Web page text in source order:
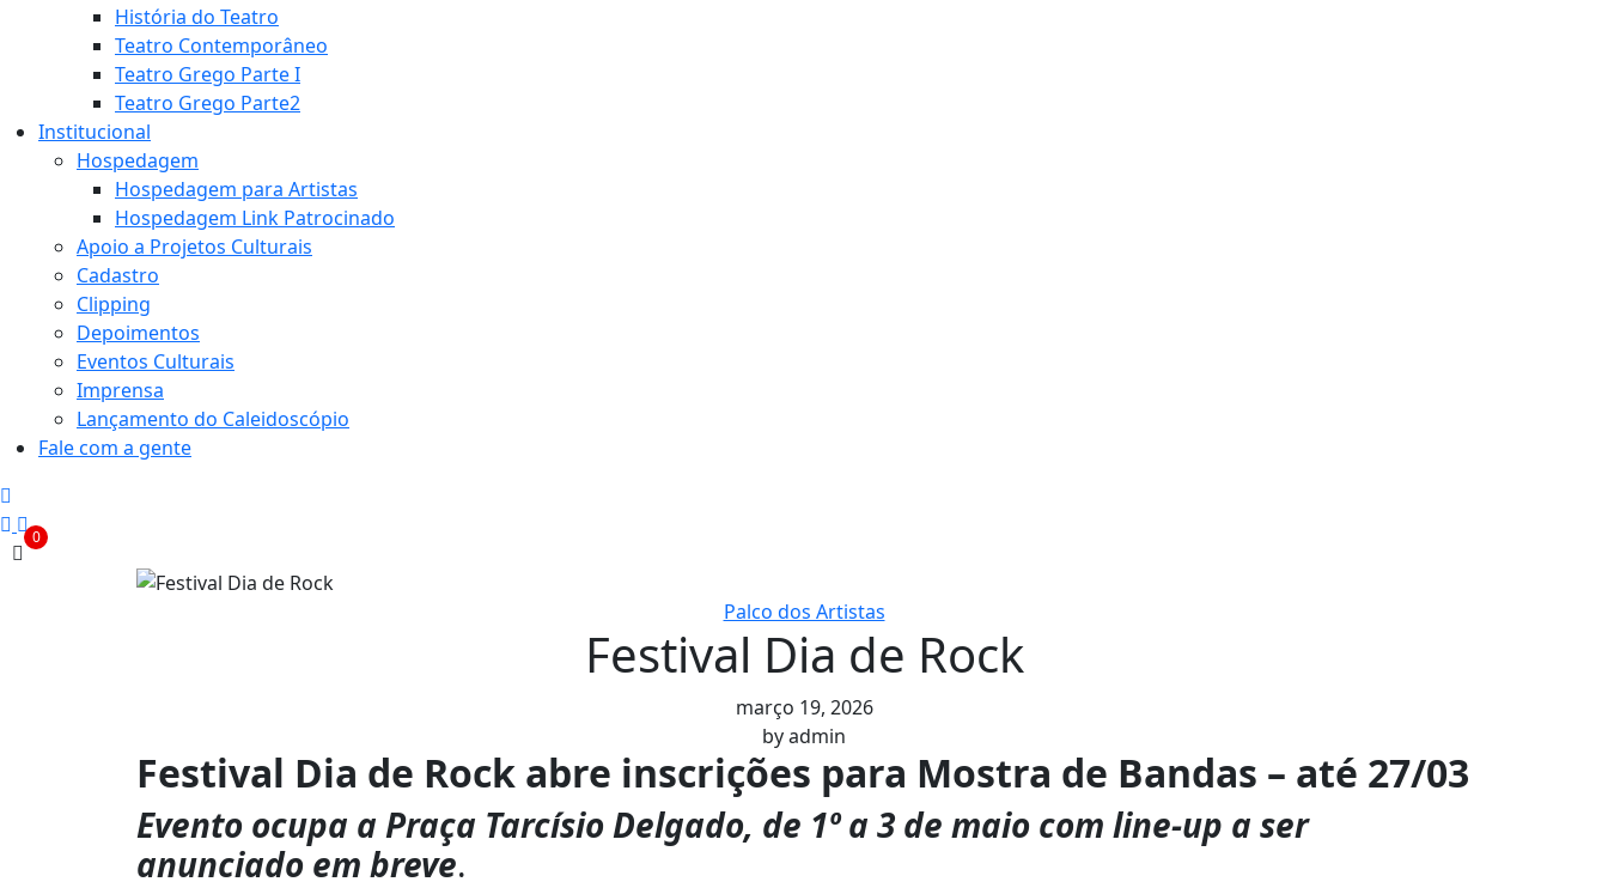
História do Teatro
Teatro Contemporâneo
Teatro Grego Parte I
Teatro Grego Parte2
Institucional
Hospedagem
Hospedagem para Artistas
Hospedagem Link Patrocinado
Apoio a Projetos Culturais
Cadastro
Clipping
Depoimentos
Eventos Culturais
Imprensa
Lançamento do Caleidoscópio
Fale com a gente
0
Palco dos Artistas
Festival Dia de Rock
março 19, 2026
byadmin
Festival Dia de Rock abre inscrições para Mostra de Bandas – até 27/03
Evento ocupa a Praça Tarcísio Delgado, de 1º a 3 de maio com line-up a ser
anunciado em breve.